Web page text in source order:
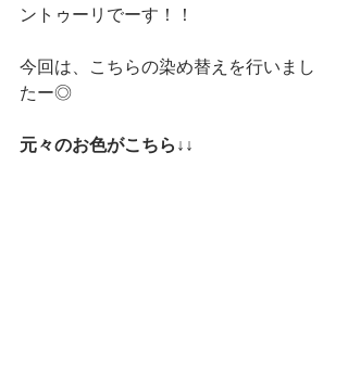
ントゥーリでーす！！
今回は、こちらの染め替えを行いまし
たー◎
元々のお色がこちら↓↓